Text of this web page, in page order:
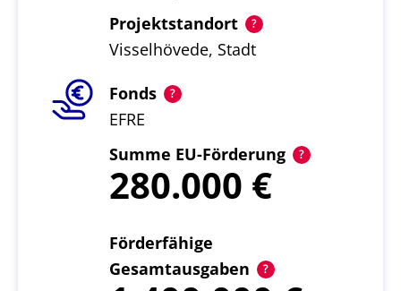
Projektstandort
Visselhövede, Stadt
Fonds
EFRE
Summe EU-Förderung
280.000
Förderfähige
Gesamtausgaben